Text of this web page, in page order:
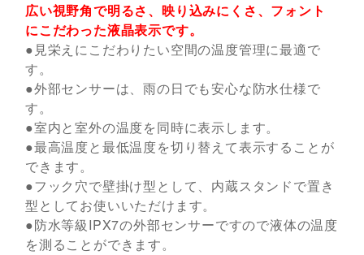
広い視野角で明るさ、映り込みにくさ、フォント
にこだわった液晶表示です。
●見栄えにこだわりたい空間の温度管理に最適で
す。
●外部センサーは、雨の日でも安心な防水仕様で
す。
●室内と室外の温度を同時に表示します。
●最高温度と最低温度を切り替えて表示することが
できます。
●フック穴で壁掛け型として、内蔵スタンドで置き
型としてお使いいただけます。
●防水等級IPX7の外部センサーですので液体の温度
を測ることができます。